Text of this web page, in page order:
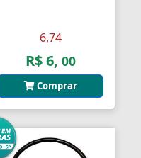
6,74
R$ 6, 00
Comprar